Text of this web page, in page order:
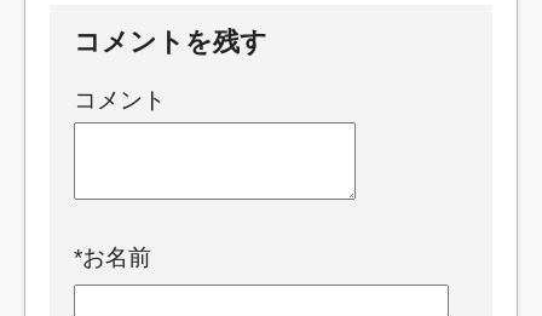
コメントを残す
コメント
*お名前